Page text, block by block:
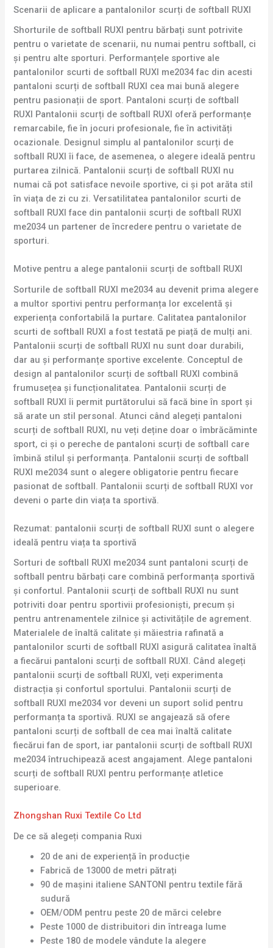
Scenarii de aplicare a pantalonilor scurți de softball RUXI
Shorturile de softball RUXI pentru bărbați sunt potrivite
pentru o varietate de scenarii, nu numai pentru softball, ci
și pentru alte sporturi. Performanțele sportive ale
pantalonilor scurti de softball RUXI me2034 fac din acesti
pantaloni scurți de softball RUXI cea mai bună alegere
pentru pasionații de sport. Pantaloni scurți de softball
RUXI Pantalonii scurți de softball RUXI oferă performanțe
remarcabile, fie în jocuri profesionale, fie în activități
ocazionale. Designul simplu al pantalonilor scurți de
softball RUXI îi face, de asemenea, o alegere ideală pentru
purtarea zilnică. Pantalonii scurți de softball RUXI nu
numai că pot satisface nevoile sportive, ci și pot arăta stil
în viața de zi cu zi. Versatilitatea pantalonilor scurti de
softball RUXI face din pantalonii scurți de softball RUXI
me2034 un partener de încredere pentru o varietate de
sporturi.
Motive pentru a alege pantalonii scurți de softball RUXI
Sorturile de softball RUXI me2034 au devenit prima alegere
a multor sportivi pentru performanța lor excelentă și
experiența confortabilă la purtare. Calitatea pantalonilor
scurti de softball RUXI a fost testată pe piață de mulți ani.
Pantalonii scurți de softball RUXI nu sunt doar durabili,
dar au și performanțe sportive excelente. Conceptul de
design al pantalonilor scurți de softball RUXI combină
frumusețea și funcționalitatea. Pantalonii scurți de
softball RUXI îi permit purtătorului să facă bine în sport și
să arate un stil personal. Atunci când alegeți pantaloni
scurți de softball RUXI, nu veți deține doar o îmbrăcăminte
sport, ci și o pereche de pantaloni scurți de softball care
îmbină stilul și performanța. Pantalonii scurți de softball
RUXI me2034 sunt o alegere obligatorie pentru fiecare
pasionat de softball. Pantalonii scurți de softball RUXI vor
deveni o parte din viața ta sportivă.
Rezumat: pantalonii scurți de softball RUXI sunt o alegere
ideală pentru viața ta sportivă
Sorturi de softball RUXI me2034 sunt pantaloni scurți de
softball pentru bărbați care combină performanța sportivă
și confortul. Pantalonii scurți de softball RUXI nu sunt
potriviti doar pentru sportivii profesioniști, precum și
pentru antrenamentele zilnice și activitățile de agrement.
Materialele de înaltă calitate și măiestria rafinată a
pantalonilor scurti de softball RUXI asigură calitatea înaltă
a fiecărui pantaloni scurți de softball RUXI. Când alegeți
pantalonii scurți de softball RUXI, veți experimenta
distracția și confortul sportului. Pantalonii scurți de
softball RUXI me2034 vor deveni un suport solid pentru
performanța ta sportivă. RUXI se angajează să ofere
pantaloni scurți de softball de cea mai înaltă calitate
fiecărui fan de sport, iar pantalonii scurți de softball RUXI
me2034 întruchipează acest angajament. Alege pantaloni
scurți de softball RUXI pentru performanțe atletice
superioare.
Zhongshan Ruxi Textile Co Ltd
De ce să alegeți compania Ruxi
20 de ani de experiență în producție
Fabrică de 13000 de metri pătrați
90 de mașini italiene SANTONI pentru textile fără
sudură
OEM/ODM pentru peste 20 de mărci celebre
Peste 1000 de distribuitori din întreaga lume
Peste 180 de modele vândute la alegere